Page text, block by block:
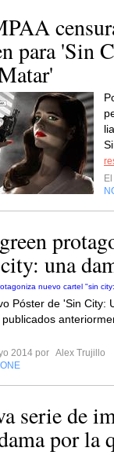
para 'Sin
una
Póster de 'Sin City:
2014 por Alex Trujillo
serie de
por la